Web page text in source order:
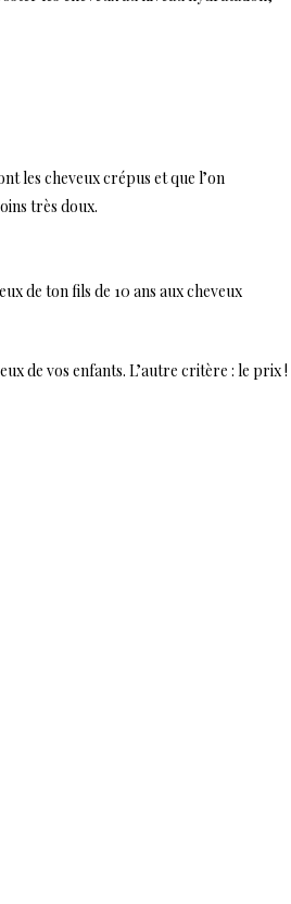
les cheveux crépus et que l’on
très doux.
de ton fils de 10 ans aux cheveux
de vos enfants. L’autre critère : le prix !